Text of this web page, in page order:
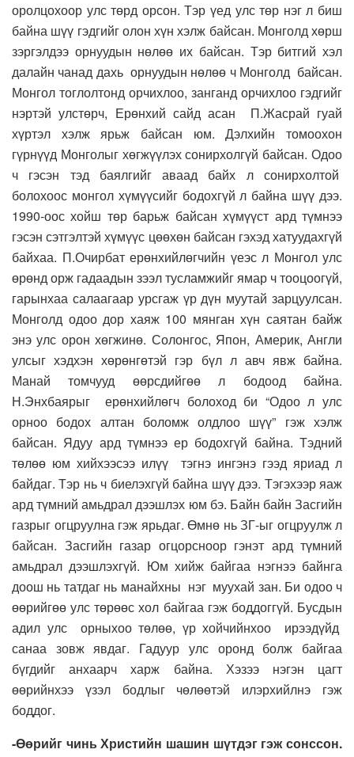
оролцохоор улс төрд орсон. Тэр үед улс төр нэг л биш
байна шүү гэдгийг олон хүн хэлж байсан. Монголд хөрш
зэргэлдээ орнуудын нөлөө их байсан. Тэр битгий хэл
далайн чанад дахь орнуудын нөлөө ч Монголд байсан.
Монгол тоглолтонд орчихлоо, занганд орчихлоо гэдгийг
нэртэй улстөрч, Ерөнхий сайд асан П.Жасрай гуай
хүртэл хэлж ярьж байсан юм. Дэлхийн томоохон
гүрнүүд Монголыг хөгжүүлэх сонирхолгүй байсан. Одоо
ч гэсэн тэд баялгийг аваад байх л сонирхолтой
болохоос монгол хүмүүсийг бодохгүй л байна шүү дээ.
1990-оос хойш төр барьж байсан хүмүүст ард түмнээ
гэсэн сэтгэлтэй хүмүүс цөөхөн байсан гэхэд хатуудахгүй
байхаа. П.Очирбат ерөнхийлөгчийн үеэс л Монгол улс
өрөнд орж гадаадын зээл тусламжийг ямар ч тооцоогүй,
гарынхаа салаагаар урсгаж үр дүн муутай зарцуулсан.
Монголд одоо дор хаяж 100 мянган хүн саятан байж
энэ улс орон хөгжинө. Солонгос, Япон, Америк, Англи
улсыг хэдхэн хөрөнгөтэй гэр бүл л авч явж байна.
Манай томчууд өөрсдийгөө л бодоод байна.
Н.Энхбаярыг ерөнхийлөгч болоход би “Одоо л улс
орноо бодох алтан боломж олдлоо шүү” гэж хэлж
байсан. Ядуу ард түмнээ ер бодохгүй байна. Тэдний
төлөө юм хийхээсээ илүү тэгнэ ингэнэ гээд яриад л
байдаг. Тэр нь ч биелэхгүй байна шүү дээ. Тэгэхээр яаж
ард түмний амьдрал дээшлэх юм бэ. Байн байн Засгийн
газрыг огцруулна гэж ярьдаг. Өмнө нь ЗГ-ыг огцруулж л
байсан. Засгийн газар огцорсноор гэнэт ард түмний
амьдрал дээшлэхгүй. Юм хийж байгаа нэгнээ байнга
доош нь татдаг нь манайхны нэг муухай зан. Би одоо ч
өөрийгөө улс төрөөс хол байгаа гэж боддоггүй. Бусдын
адил улс орныхоо төлөө, үр хойчийнхоо ирээдүйд
санаа зовж явдаг. Гадуур улс оронд болж байгаа
бүгдийг анхаарч харж байна. Хэзээ нэгэн цагт
өөрийнхээ үзэл бодлыг чөлөөтэй илэрхийлнэ гэж
боддог.
-Өөрийг чинь Христийн шашин шүтдэг гэж сонссон.